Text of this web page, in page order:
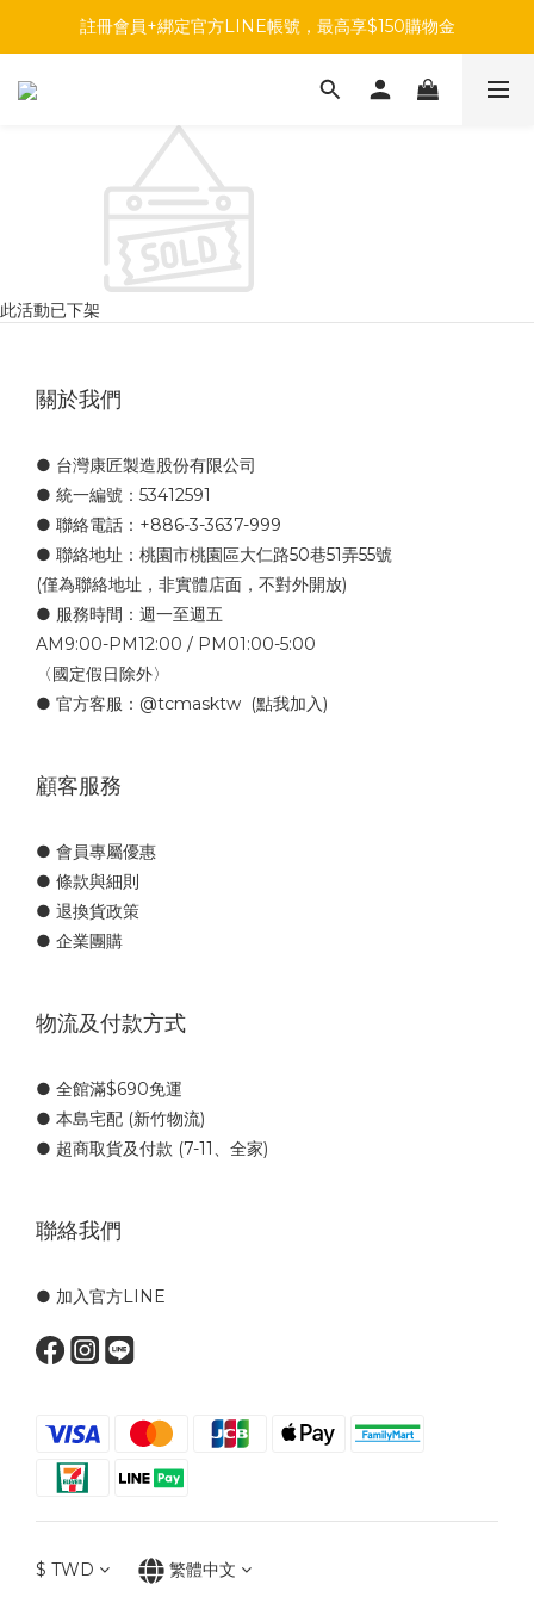
註冊會員+綁定官方LINE帳號，最高享$150購物金
註冊會員+綁定官方LINE帳號，最高享$150購物金
前往參加投票，領取專屬折扣碼!
註冊會員+綁定官方LINE帳號，最高享$150購物金
此活動已下架
關於我們
● 台灣康匠製造股份有限公司
● 統一編號：53412591
● 聯絡電話：+886-3-3637-999
● 聯絡地址：桃園市桃園區大仁路50巷51弄55號
(僅為聯絡地址，非實體店面，不對外開放)
● 服務時間：週一至週五
AM9:00-PM12:00 / PM01:00-5:00
〈國定假日除外〉
● 官方客服： @tcmasktw (點我加入)
顧客服務
● 會員專屬優惠
● 條款與細則
● 退換貨政策
● 企業團購
物流及付款方式
● 全館滿$690免運
● 本島宅配 (新竹物流)
● 超商取貨及付款 (7-11、全家)
聯絡我們
● 加入官方LINE
$ TWD 繁體中文